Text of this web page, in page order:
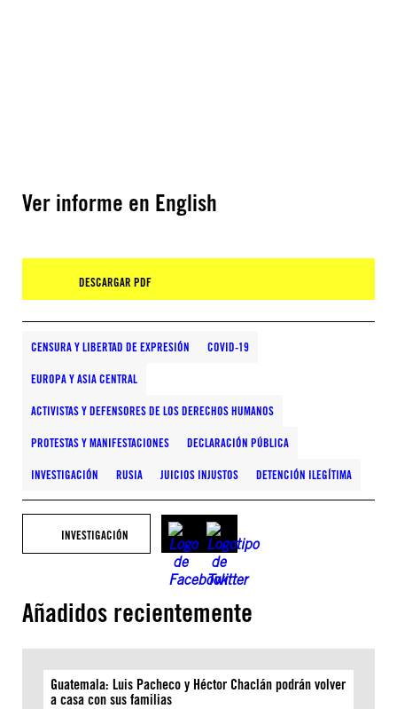
Ver informe en English
DESCARGAR PDF
CENSURA Y LIBERTAD DE EXPRESIÓN COVID-19
EUROPA Y ASIA CENTRAL
ACTIVISTAS Y DEFENSORES DE LOS DERECHOS HUMANOS
PROTESTAS Y MANIFESTACIONES DECLARACIÓN PÚBLICA
INVESTIGACIÓN RUSIA JUICIOS INJUSTOS DETENCIÓN ILEGÍTIMA
INVESTIGACIÓN
Añadidos recientemente
Guatemala: Luis Pacheco y Héctor Chaclán podrán volver
a casa con sus familias